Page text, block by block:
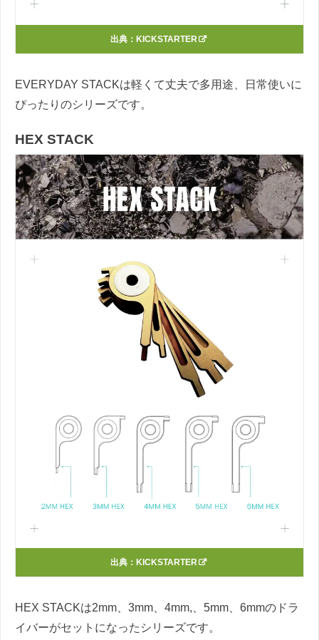
出典： KICKSTARTER
EVERYDAY STACKは軽くて丈夫で多用途、日常使いに
ぴったりのシリーズです。
HEX STACK
出典： KICKSTARTER
HEX STACKは2mm、3mm、4mm,、5mm、6mmのドラ
イバーがセットになったシリーズです。